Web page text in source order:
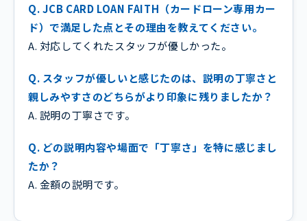
Q. JCB CARD LOAN FAITH（カードローン専用カー
ド）で満足した点とその理由を教えてください。
A. 対応してくれたスタッフが優しかった。
Q. スタッフが優しいと感じたのは、説明の丁寧さと
親しみやすさのどちらがより印象に残りましたか？
A. 説明の丁寧さです。
Q. どの説明内容や場面で「丁寧さ」を特に感じまし
たか？
A. 金額の説明です。